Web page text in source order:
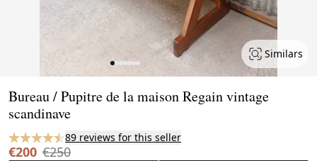
Similars
Bureau / Pupitre de la maison Regain vintage
scandinave
89 reviews for this seller
€200 €250